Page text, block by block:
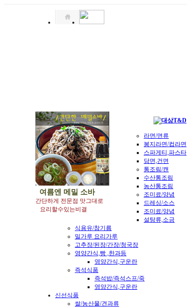
여름엔 메밀 소바
간단하게 전문점 맛그대로
요리할수있는비결
라면/면류
봉지라면/컵라면
스파게티,파스타
당면,건면
통조림/캔
수산통조림
농산통조림
조미료/양념
드레싱/소스
조미료/양념
설탕류,소금
식용유/참기름
밀가루 요리가루
고추장/된장/간장/청국장
영양간식,빵 ,한과등
영양간식,구운란
즉석식품
즉석밥/즉석스프/죽
영양간식,구운란
신선식품
쌀/농산물/견과류